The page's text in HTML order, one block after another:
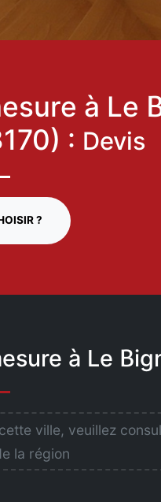
à Le
: Devis
?
à Le
ville, veuillez
la région